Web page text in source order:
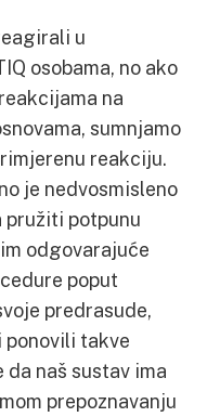
u
osobama, no ako
na
sumnjamo
reakciju.
je nedvosmisleno
pružiti potpunu
odgovarajuće
poput
predrasude,
ponovili takve
da naš sustav ima
prepoznavanju